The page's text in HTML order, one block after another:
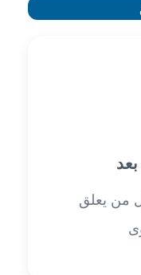
من يعلق